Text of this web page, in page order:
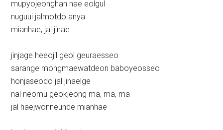
mupyojeonghan nae eolgul
nuguui jalmotdo anya
mianhae, jal jinae
jinjage heeojil geol geuraesseo
sarange mongmaewatdeon baboyeosseo
honjaseodo jal jinaelge
nal neomu geokjeong ma, ma, ma
jal haejwonneunde mianhae